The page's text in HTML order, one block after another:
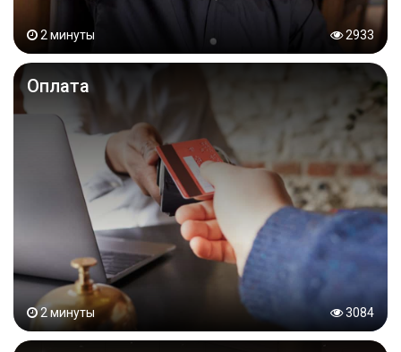
2 минуты 2933
2 минуты 3084
Оплата